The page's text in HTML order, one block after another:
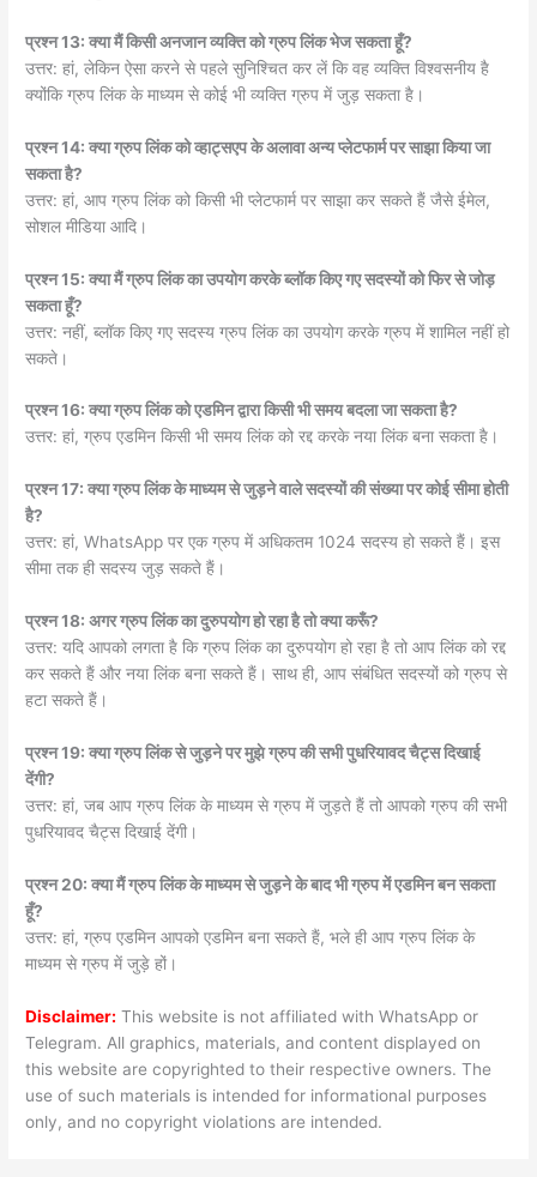
प्रश्न 13: क्या मैं किसी अनजान व्यक्ति को ग्रुप लिंक भेज सकता हूँ?
उत्तर: हां, लेकिन ऐसा करने से पहले सुनिश्चित कर लें कि वह व्यक्ति विश्वसनीय है
क्योंकि ग्रुप लिंक के माध्यम से कोई भी व्यक्ति ग्रुप में जुड़ सकता है।
प्रश्न 14: क्या ग्रुप लिंक को व्हाट्सएप के अलावा अन्य प्लेटफार्म पर साझा किया जा
सकता है?
उत्तर: हां, आप ग्रुप लिंक को किसी भी प्लेटफार्म पर साझा कर सकते हैं जैसे ईमेल,
सोशल मीडिया आदि।
प्रश्न 15: क्या मैं ग्रुप लिंक का उपयोग करके ब्लॉक किए गए सदस्यों को फिर से जोड़
सकता हूँ?
उत्तर: नहीं, ब्लॉक किए गए सदस्य ग्रुप लिंक का उपयोग करके ग्रुप में शामिल नहीं हो
सकते।
प्रश्न 16: क्या ग्रुप लिंक को एडमिन द्वारा किसी भी समय बदला जा सकता है?
उत्तर: हां, ग्रुप एडमिन किसी भी समय लिंक को रद्द करके नया लिंक बना सकता है।
प्रश्न 17: क्या ग्रुप लिंक के माध्यम से जुड़ने वाले सदस्यों की संख्या पर कोई सीमा होती
है?
उत्तर: हां, WhatsApp पर एक ग्रुप में अधिकतम 1024 सदस्य हो सकते हैं। इस
सीमा तक ही सदस्य जुड़ सकते हैं।
प्रश्न 18: अगर ग्रुप लिंक का दुरुपयोग हो रहा है तो क्या करूँ?
उत्तर: यदि आपको लगता है कि ग्रुप लिंक का दुरुपयोग हो रहा है तो आप लिंक को रद्द
कर सकते हैं और नया लिंक बना सकते हैं। साथ ही, आप संबंधित सदस्यों को ग्रुप से
हटा सकते हैं।
प्रश्न 19: क्या ग्रुप लिंक से जुड़ने पर मुझे ग्रुप की सभी पुधरियावद चैट्स दिखाई
देंगी?
उत्तर: हां, जब आप ग्रुप लिंक के माध्यम से ग्रुप में जुड़ते हैं तो आपको ग्रुप की सभी
पुधरियावद चैट्स दिखाई देंगी।
प्रश्न 20: क्या मैं ग्रुप लिंक के माध्यम से जुड़ने के बाद भी ग्रुप में एडमिन बन सकता
हूँ?
उत्तर: हां, ग्रुप एडमिन आपको एडमिन बना सकते हैं, भले ही आप ग्रुप लिंक के
माध्यम से ग्रुप में जुड़े हों।
Disclaimer: This website is not affiliated with WhatsApp or
Telegram. All graphics, materials, and content displayed on
this website are copyrighted to their respective owners. The
use of such materials is intended for informational purposes
only, and no copyright violations are intended.